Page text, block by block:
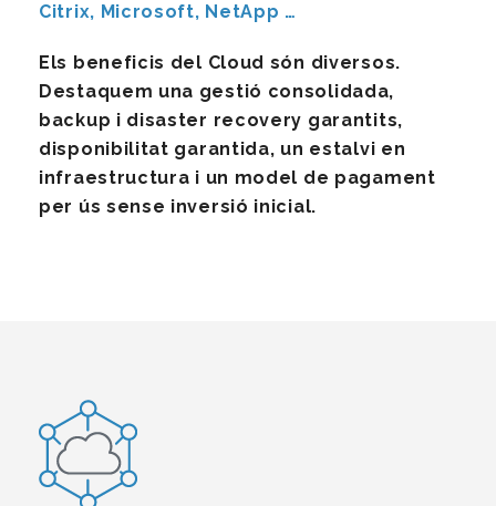
Citrix, Microsoft, NetApp …
Els beneficis del Cloud són diversos.
Destaquem una gestió consolidada,
backup i disaster recovery garantits,
disponibilitat garantida, un estalvi en
infraestructura i un model de pagament
per ús sense inversió inicial.